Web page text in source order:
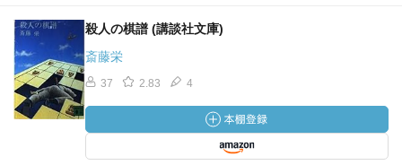
殺人の棋譜 (講談社文庫)
斎藤栄
37 2.83 4